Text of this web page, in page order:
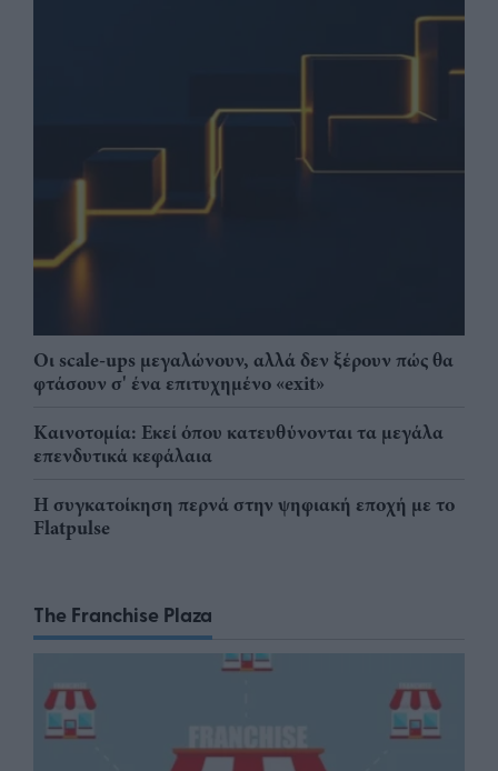
Οι scale-ups μεγαλώνουν, αλλά δεν ξέρουν πώς θα
φτάσουν σ' ένα επιτυχημένο «exit»
Καινοτομία: Εκεί όπου κατευθύνονται τα μεγάλα
επενδυτικά κεφάλαια
Η συγκατοίκηση περνά στην ψηφιακή εποχή με το
Flatpulse
The Franchise Plaza